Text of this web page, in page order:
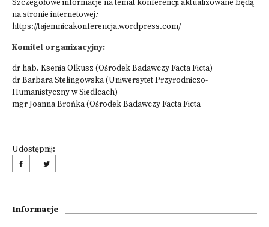
Szczegółowe informacje na temat konferencji aktualizowane będą
na stronie internetowej:
https://tajemnicakonferencja.wordpress.com/
Komitet organizacyjny:
dr hab. Ksenia Olkusz (Ośrodek Badawczy Facta Ficta)
dr Barbara Stelingowska (Uniwersytet Przyrodniczo-
Humanistyczny w Siedlcach)
mgr Joanna Brońka (Ośrodek Badawczy Facta Ficta
Udostępnij:
Informacje